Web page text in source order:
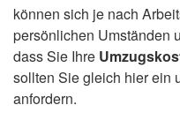
können sich je nach
persönlichen Umständen
dass Sie Ihre
sollten Sie gleich hier ein
anfordern.